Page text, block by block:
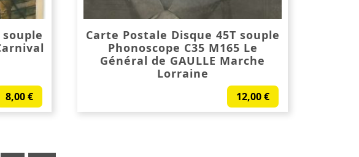
8,00€
Carte Postale Disque 45T souple
Phonoscope C35 M165 Le
Général de GAULLE Marche
Lorraine
12,00€